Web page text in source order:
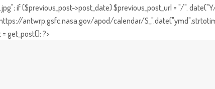
if ($previous_post->post_date) $previous_post_url = "/".
antwrp.gsfc.nasa.gov/apod/calendar/
get_post(); ?>